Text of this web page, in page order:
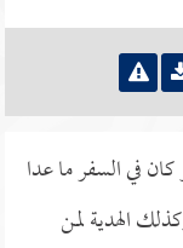
في السفر ما عدا
الهدية لمن